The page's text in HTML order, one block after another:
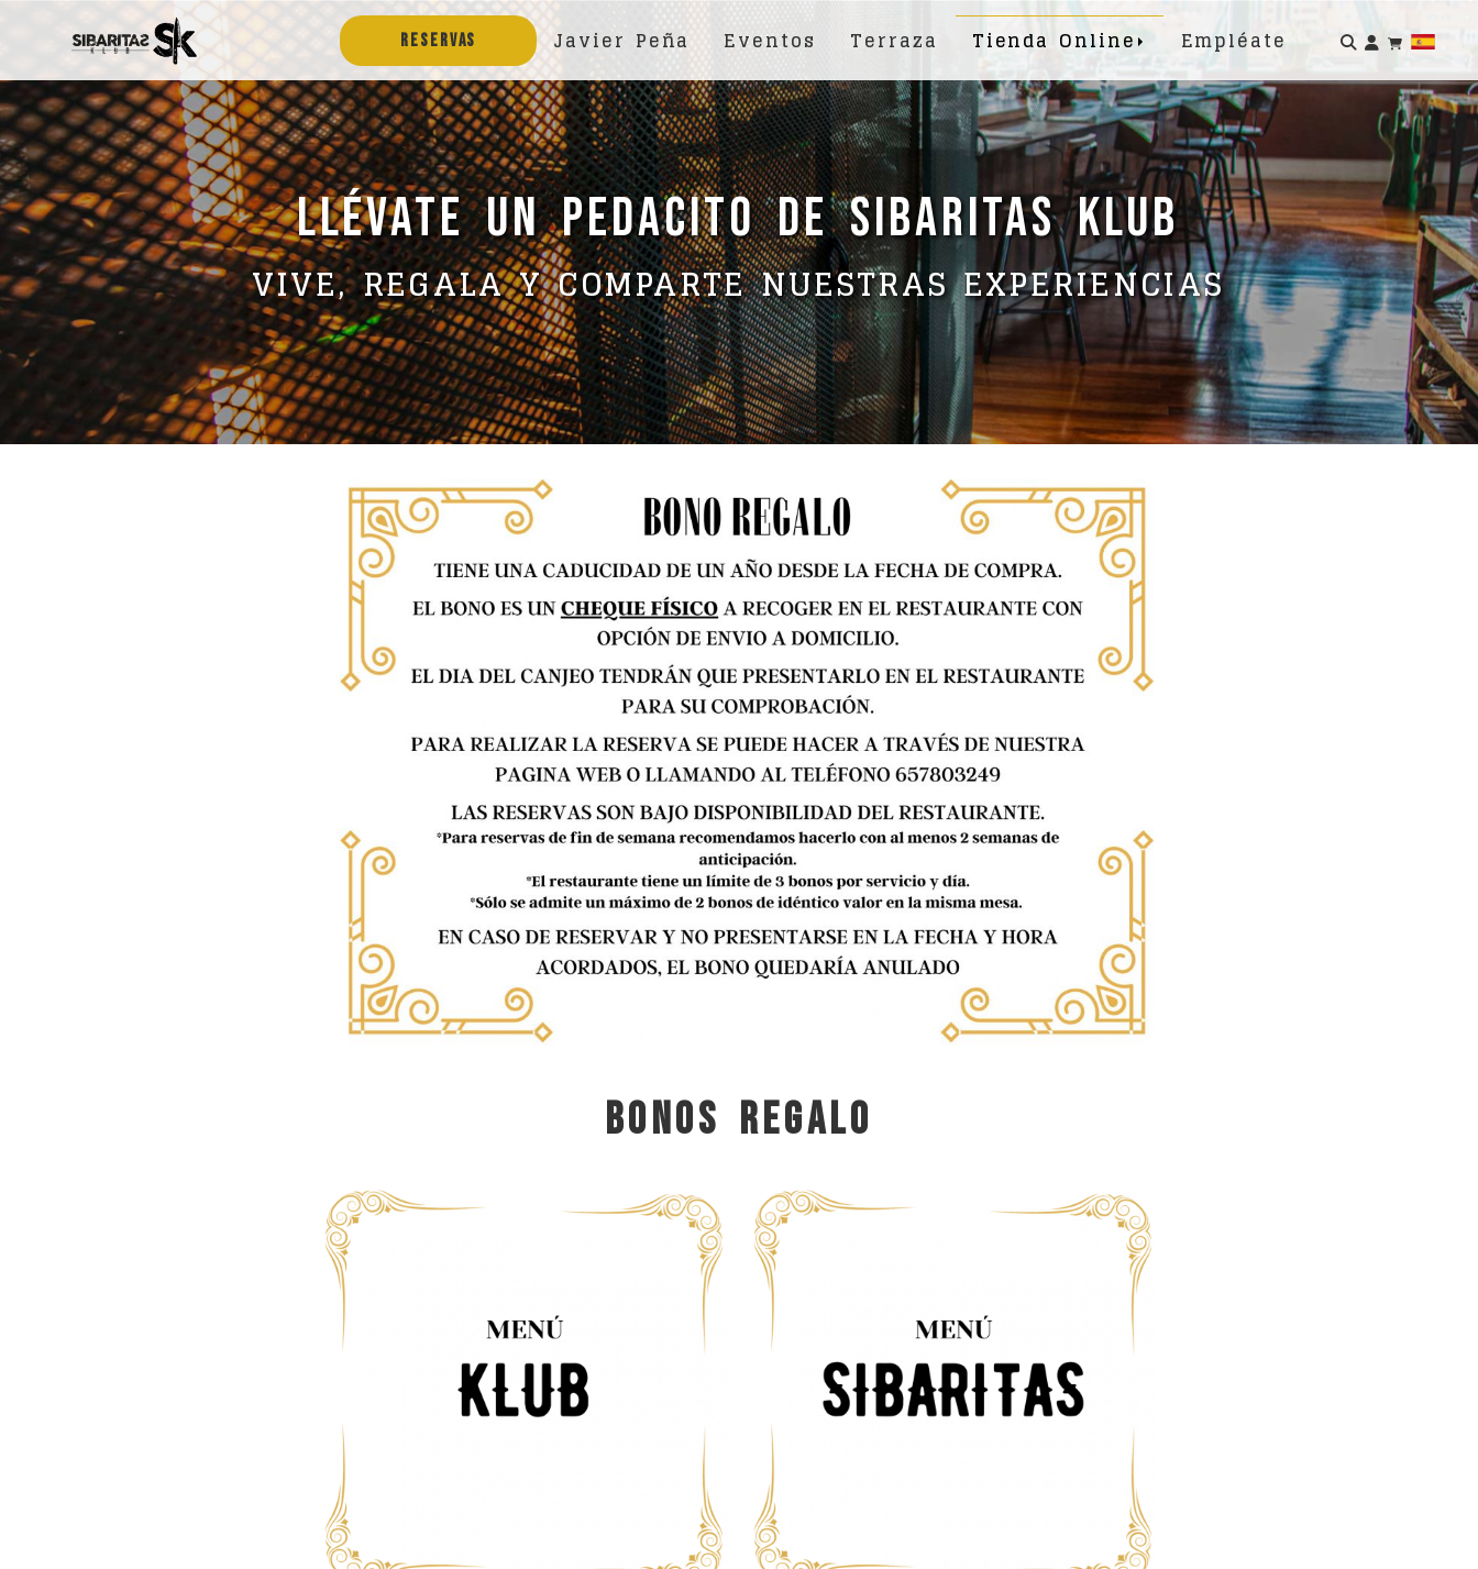
RESERVAS Javier Peña Eventos Terraza Tienda Online Empléate
LLÉVATE UN PEDACITO DE SIBARITAS KLUB
VIVE, REGALA Y COMPARTE NUESTRAS EXPERIENCIAS
BONOS REGALO